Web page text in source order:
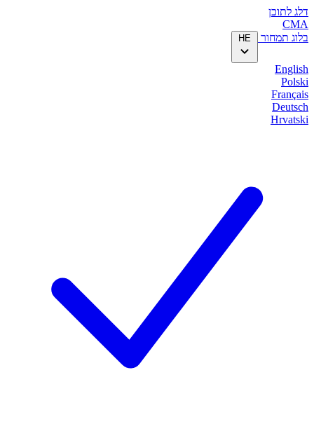
דלג לתוכן
CMA
בלוג תמחור HE
English
Polski
Français
Deutsch
Hrvatski